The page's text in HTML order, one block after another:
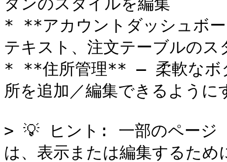
* **アカウントダッシュボ
テキスト、注文テーブルの
* **住所管理** – 柔軟なボ
所を追加／編集できるように
> 💡 ヒント: 一部のページ
は、表示または編集するた